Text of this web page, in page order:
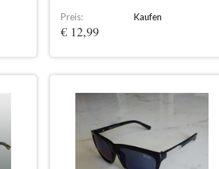
Preis:
€ 12,99
Kaufen